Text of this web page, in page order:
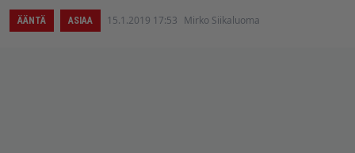
ÄÄNTÄ ASIAA 15.1.2019 17:53 Mirko Siikaluoma